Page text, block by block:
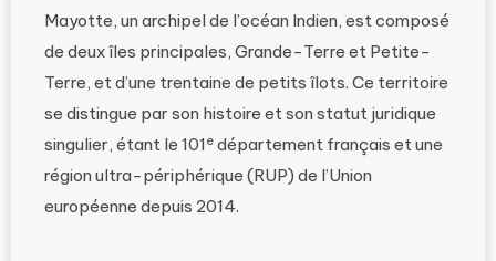
Mayotte, un archipel de l’océan Indien, est composé
de deux îles principales, Grande-Terre et Petite-
Terre, et d’une trentaine de petits îlots. Ce territoire
se distingue par son histoire et son statut juridique
singulier, étant le 101e département français et une
région ultra-périphérique (RUP) de l’Union
européenne depuis 2014.